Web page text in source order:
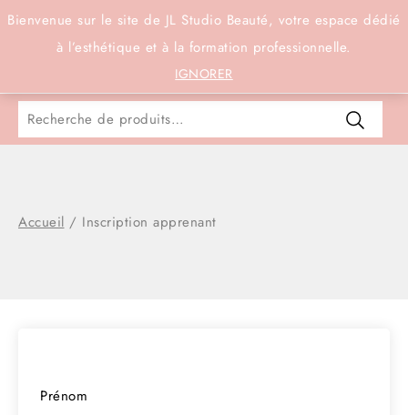
Bienvenue sur le site de JL Studio Beauté, votre espace dédié
à l’esthétique et à la formation professionnelle.
IGNORER
Connexion
Accueil / Inscription apprenant
Prénom